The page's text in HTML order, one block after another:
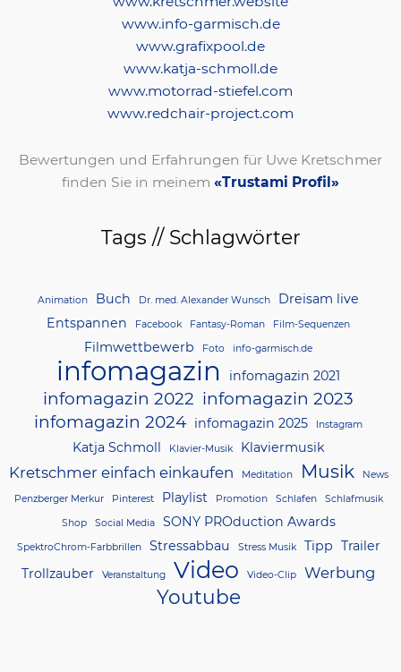
www.info-garmisch.de
www.grafixpool.de
www.katja-schmoll.de
www.motorrad-stiefel.com
www.redchair-project.com
Bewertungen und Erfahrungen für Uwe Kretschmer
finden Sie in meinem «Trustami Profil»
Tags // Schlagwörter
Animation Buch Dr. med. Alexander Wunsch
Dreisam live
Entspannen
Facebook Fantasy-Roman Film-Sequenzen
Filmwettbewerb Foto info-garmisch.de
infomagazin infomagazin 2021
infomagazin 2022 infomagazin 2023
infomagazin 2024 infomagazin 2025 Instagram
Katja Schmoll Klavier-Musik Klaviermusik
Kretschmer einfach einkaufen Meditation Musik News
Penzberger Merkur Pinterest Playlist Promotion Schlafen Schlafmusik
Shop Social Media SONY PROduction Awards
SpektroChrom-Farbbrillen Stressabbau Stress Musik Tipp Trailer
Trollzauber
Veranstaltung Video Video-Clip Werbung
Youtube